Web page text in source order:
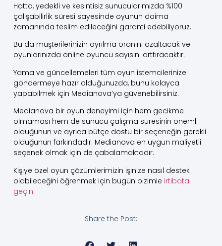
Hatta, yedekli ve kesintisiz sunucularımızda %100
çalışabilirlik süresi sayesinde oyunun daima
zamanında teslim edileceğini garanti edebiliyoruz.
Bu da müşterilerinizin ayrılma oranını azaltacak ve
oyunlarınızda online oyuncu sayısını arttıracaktır.
Yama ve güncellemeleri tüm oyun istemcilerinize
göndermeye hazır olduğunuzda, bunu kolayca
yapabilmek için Medianova’ya güvenebilirsiniz.
Medianova bir oyun deneyimi için hem gecikme
olmaması hem de sunucu çalışma süresinin önemli
olduğunun ve ayrıca bütçe dostu bir seçeneğin gerekli
olduğunun farkındadır. Medianova en uygun maliyetli
seçenek olmak için de çabalamaktadır.
Kişiye özel oyun çözümlerimizin işinize nasıl destek
olabileceğini öğrenmek için bugün bizimle irtibata
geçin.
Share the Post: